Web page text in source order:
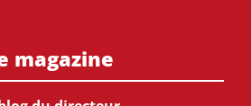
magazine